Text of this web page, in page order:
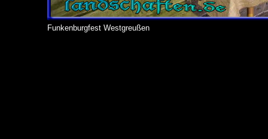
Funkenburgfest Westgreußen